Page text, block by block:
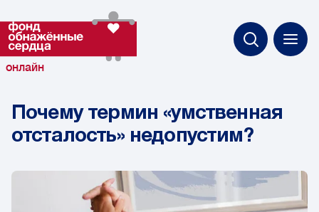
онлайн
Почему термин «умственная
отсталость» недопустим?